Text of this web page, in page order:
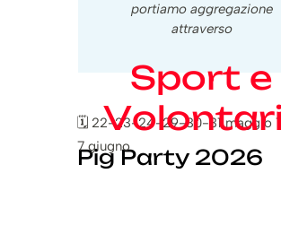
portiamo aggregazione
attraverso
Sport e
🗓️ 22-23-24-29-30-31 maggio
7 giugno
Pig Party 2026